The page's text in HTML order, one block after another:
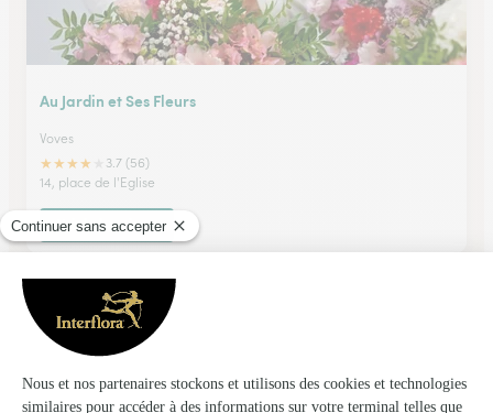
Au Jardin et Ses Fleurs
Voves
★★★★
3.7 (56)
14, place de l'Eglise
Voir la boutique